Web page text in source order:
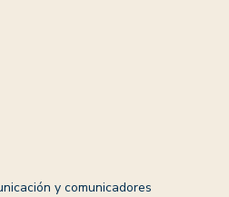
y comunicadores